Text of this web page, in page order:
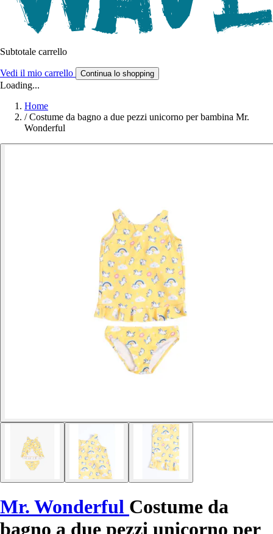
Subtotale carrello
Vedi il mio carrello Continua lo shopping
Loading...
Home
/ Costume da bagno a due pezzi unicorno per bambina Mr.
Wonderful
Mr. Wonderful Costume da
bagno a due pezzi unicorno per